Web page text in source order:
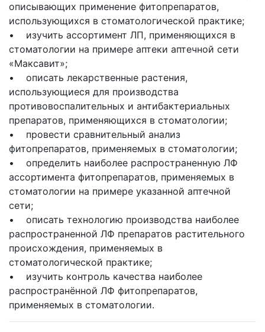
описывающих применение фитопрепаратов,
использующихся в стоматологической практике;
• изучить ассортимент ЛП, применяющихся в
стоматологии на примере аптеки аптечной сети
«Максавит»;
• описать лекарственные растения,
использующиеся для производства
противовоспалительных и антибактериальных
препаратов, применяющихся в стоматологии;
• провести сравнительный анализ
фитопрепаратов, применяемых в стоматологии;
• определить наиболее распространенную ЛФ
ассортимента фитопрепаратов, применяемых в
стоматологии на примере указанной аптечной
сети;
• описать технологию производства наиболее
распространенной ЛФ препаратов растительного
происхождения, применяемых в
стоматологической практике;
• изучить контроль качества наиболее
распространённой ЛФ фитопрепаратов,
применяемых в стоматологии.